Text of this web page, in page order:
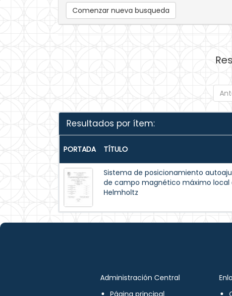
Comenzar nueva busqueda
Resultados por ítem:
PORTADA TÍTULO
Sistema de posicionamiento
de campo magnético máximo local
Helmholtz
Administración Central
Página principal